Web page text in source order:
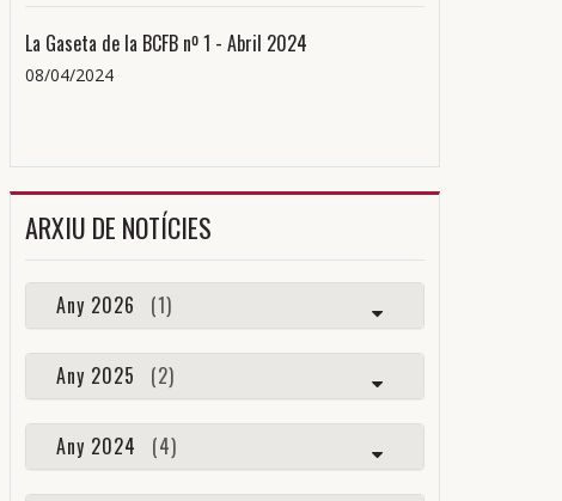
La Gaseta de la BCFB nº 1 - Abril 2024
08/04/2024
ARXIU DE NOTÍCIES
Any 2026 (1)
Any 2025 (2)
Any 2024 (4)